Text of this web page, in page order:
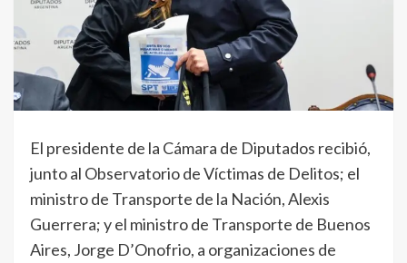
El presidente de la Cámara de Diputados recibió,
junto al Observatorio de Víctimas de Delitos; el
ministro de Transporte de la Nación, Alexis
Guerrera; y el ministro de Transporte de Buenos
Aires, Jorge D’Onofrio, a organizaciones de